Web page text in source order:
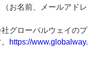
お名前、メールアドレ
グローバルウェイのプ
https://www.globalway.